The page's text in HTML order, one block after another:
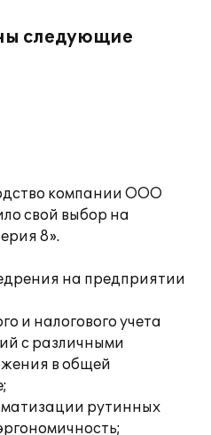
следующие
компании ООО
свой выбор на
8».
на предприятии
и налогового учета
с различными
в общей
рутинных